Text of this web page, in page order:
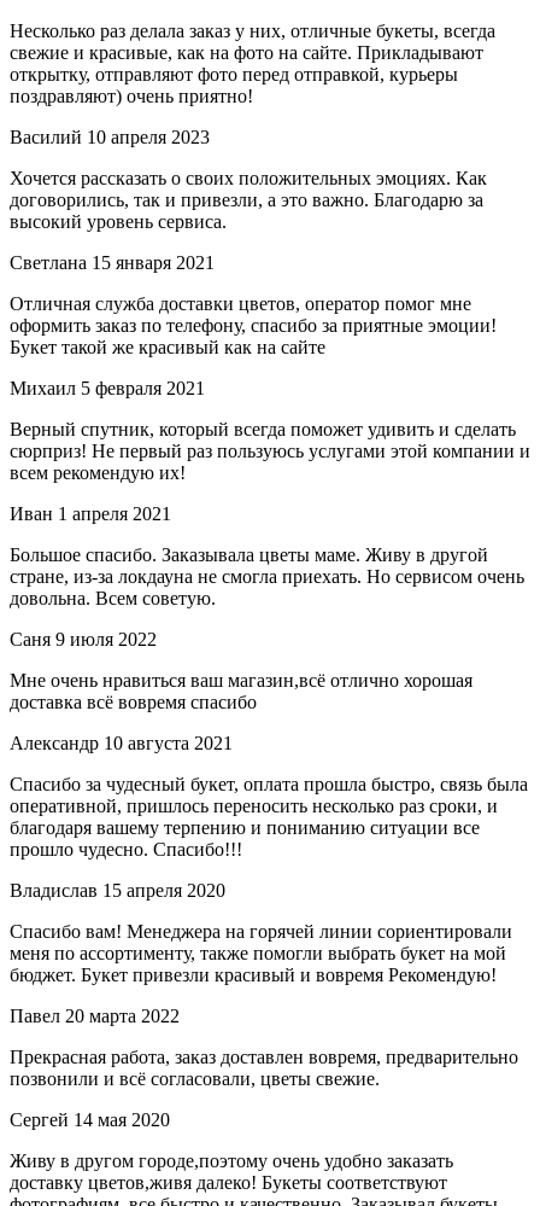
Несколько раз делала заказ у них, отличные букеты, всегда
свежие и красивые, как на фото на сайте. Прикладывают
открытку, отправляют фото перед отправкой, курьеры
поздравляют) очень приятно!
Василий 10 апреля 2023
Хочется рассказать о своих положительных эмоциях. Как
договорились, так и привезли, а это важно. Благодарю за
высокий уровень сервиса.
Светлана 15 января 2021
Отличная служба доставки цветов, оператор помог мне
оформить заказ по телефону, спасибо за приятные эмоции!
Букет такой же красивый как на сайте
Михаил 5 февраля 2021
Верный спутник, который всегда поможет удивить и сделать
сюрприз! Не первый раз пользуюсь услугами этой компании и
всем рекомендую их!
Иван 1 апреля 2021
Большое спасибо. Заказывала цветы маме. Живу в другой
стране, из-за локдауна не смогла приехать. Но сервисом очень
довольна. Всем советую.
Саня 9 июля 2022
Мне очень нравиться ваш магазин,всё отлично хорошая
доставка всё вовремя спасибо
Александр 10 августа 2021
Спасибо за чудесный букет, оплата прошла быстро, связь была
оперативной, пришлось переносить несколько раз сроки, и
благодаря вашему терпению и пониманию ситуации все
прошло чудесно. Спасибо!!!
Владислав 15 апреля 2020
Спасибо вам! Менеджера на горячей линии сориентировали
меня по ассортименту, также помогли выбрать букет на мой
бюджет. Букет привезли красивый и вовремя Рекомендую!
Павел 20 марта 2022
Прекрасная работа, заказ доставлен вовремя, предварительно
позвонили и всё согласовали, цветы свежие.
Сергей 14 мая 2020
Живу в другом городе,поэтому очень удобно заказать
доставку цветов,живя далеко! Букеты соответствуют